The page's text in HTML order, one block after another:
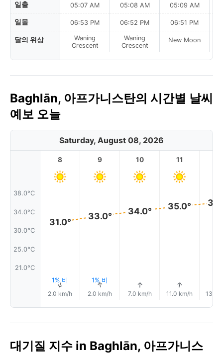
일출
일몰
달의 위상
05:07 AM
06:53 PM
Waning
Crescent
05:08 AM
06:52 PM
Waning
Crescent
05:09 AM
06:51 PM
New Moon
Baghlān, 아프가니스탄의 시간별 날씨
예보 오늘
Saturday, August 08, 2026
38.0°C
34.0°C
30.0°C
25.0°C
21.0°C
8
31.0°
1% 비
↑
2.0 km/h
9
33.0°
1% 비
↑
2.0 km/h
10
34.0°
↑
7.0 km/h
11
35.0°
↑
11.0 km/h 13.0
대기질 지수 in Baghlān, 아프가니스